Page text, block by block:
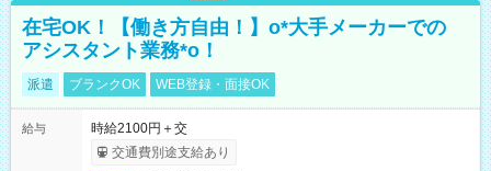
在宅OK！【働き方自由！】o*大手メーカーでの
アシスタント業務*o！
派遣 ブランクOK WEB登録・面接OK
給与
時給2100円＋交
交通費別途支給あり